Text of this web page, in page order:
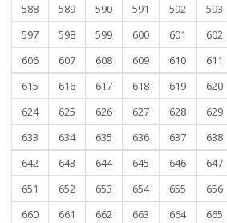
588
589 590 591 592 593
597
598 599 600 601 602
606
607 608 609 610 611
615
616 617 618 619 620
624
625 626 627 628 629
633
634 635 636 637 638
642
643 644 645 646 647
651
652 653 654 655 656
660
661 662 663 664 665